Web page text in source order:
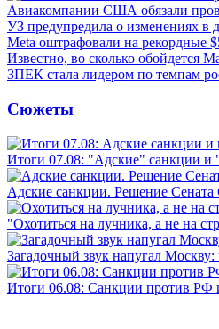
Авиакомпании США обязали
УЗ предупредила о изменениях в
Meta оштрафовали на рекордные
Известно, во сколько обойдется
ЗПЕК стала лидером по темпам
Сюжеты
Итоги 07.08: "Адские" санкции и
Адские санкции. Решение
"Охотиться на лучника, а не на
Загадочный звук напугал Москву:
Итоги 06.08: Санкции против РФ